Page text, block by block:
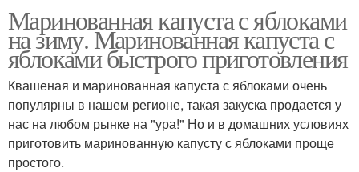
Маринованная капуста с яблоками
на зиму. Маринованная капуста с
яблоками быстрого приготовления
Квашеная и маринованная капуста с яблоками очень
популярны в нашем регионе, такая закуска продается у
нас на любом рынке на "ура!" Но и в домашних условиях
приготовить маринованную капусту с яблоками проще
простого.